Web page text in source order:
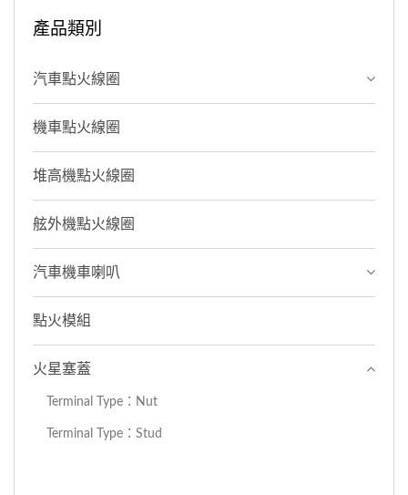
產品類別
汽車點火線圈
機車點火線圈
堆高機點火線圈
舷外機點火線圈
汽車機車喇叭
點火模組
火星塞蓋
Terminal Type：Nut
Terminal Type：Stud